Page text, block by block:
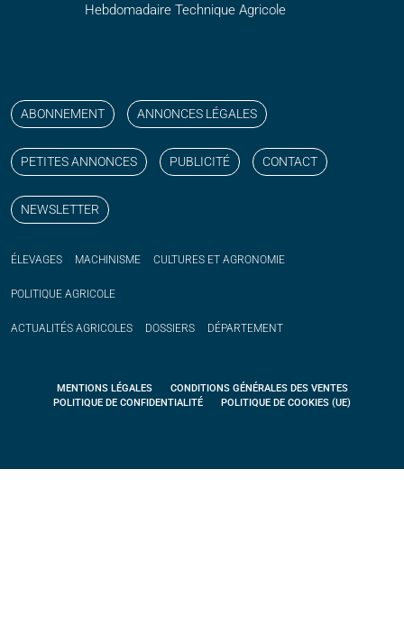
Hebdomadaire Technique Agricole
ABONNEMENT ANNONCES LÉGALES
PETITES ANNONCES PUBLICITÉ CONTACT
NEWSLETTER
ÉLEVAGES MACHINISME CULTURES ET AGRONOMIE
POLITIQUE AGRICOLE
ACTUALITÉS AGRICOLES DOSSIERS DÉPARTEMENT
MENTIONS LÉGALES
CONDITIONS GÉNÉRALES DES VENTES
POLITIQUE DE CONFIDENTIALITÉ
POLITIQUE DE COOKIES (UE)